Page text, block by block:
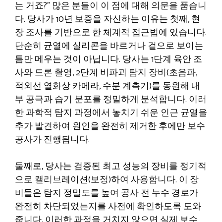
는 거죠?” 많은 분들이 이 점에 대해 의문을 품습니
다. 당사가 10년 보증을 자신하는 이유는 첫째, 현
장 조사를 기반으로 한 체계적 접근법에 있습니다.
단순히 균열에 실리콘을 바르거나 겉으로 보이는
틈만 메우는 것이 아닙니다. 당사는 1단계 육안 조
사와 드론 촬영, 2단계 비파괴 탐지 장비(초음파,
적외선 열화상 카메라, 수분 계측기)를 동원해 내
부 공극과 습기 분포를 정밀하게 분석합니다. 이러
한 과학적 탐지 과정에서 놓치기 쉬운 인근 균열을
추가 발견하여 원인을 완전히 제거한 후에만 보수
공사가 진행됩니다.
둘째로, 당사는 검증된 최고 성능의 장비를 정기적
으로 캘리브레이션(보정)하여 사용합니다. 이 장
비들은 탐지 정밀도를 높여 공사 전 누수 경로가
완전히 차단되었는지를 사전에 확인하도록 도와